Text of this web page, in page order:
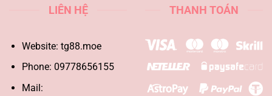
LIÊN HỆ
Website: tg88.moe
Phone: 09778656155
Mail:
THANH TOÁN